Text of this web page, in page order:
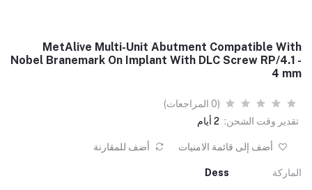
MetAlive Multi-Unit Abutment Compatible With
Nobel Branemark On Implant With DLC Screw RP/4.1 -
4 mm
(0 المراجعات)
تقدير وقت الشحن: 2 أيام
أضف إلى قائمة الامنيات أضف للمقارنة
الماركة Dess